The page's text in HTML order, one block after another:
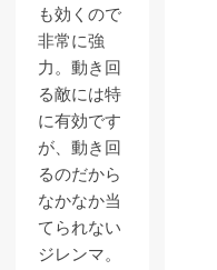
も効くので
非常に強
力。動き回
る敵には特
に有効です
が、動き回
るのだから
なかなか当
てられない
ジレンマ。